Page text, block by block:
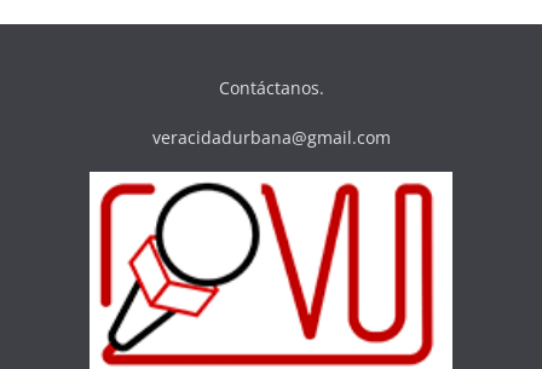
Contáctanos.
veracidadurbana@gmail.com